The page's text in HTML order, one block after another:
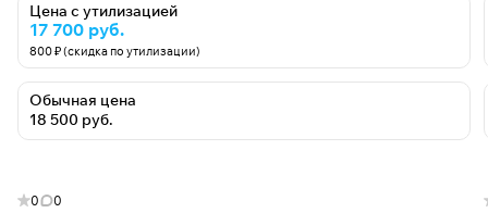
Цена с утилизацией
17 700 руб.
800 ₽ (скидка по утилизации)
Обычная цена
18 500 руб.
0 0